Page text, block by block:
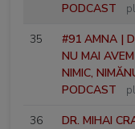
PODCAST
35
#91 AMNA |
NU MAI
NIMIC,
PODCAST
36
DR. MIHAI